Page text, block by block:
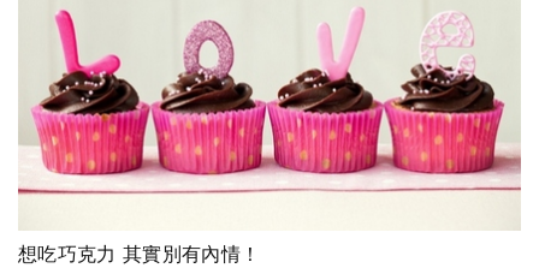
想吃巧克力 其實別有內情！